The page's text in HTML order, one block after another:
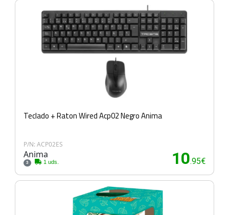
Teclado + Raton Wired Acp02 Negro Anima
P/N: ACP02ES
Anima
3 1 uds. 10.95€